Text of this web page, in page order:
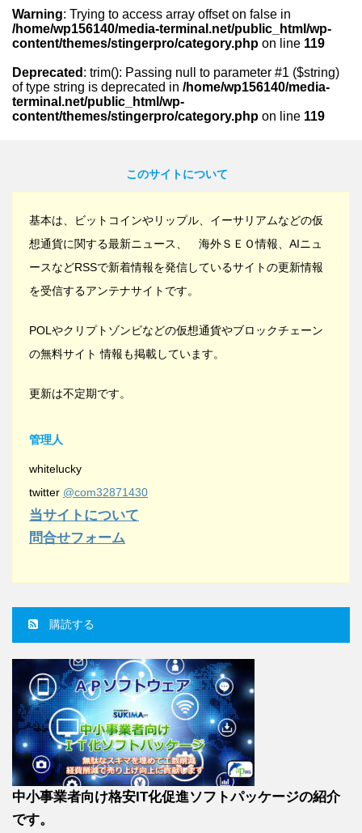
Warning: Trying to access array offset on false in
/home/wp156140/media-terminal.net/public_html/wp-
content/themes/stingerpro/category.php on line 119
Deprecated : trim(): Passing null to parameter #1 ($string)
of type string is deprecated in /home/wp156140/media-
terminal.net/public_html/wp-
content/themes/stingerpro/category.php on line 119
このサイトについて
基本は、ビットコインやリップル、イーサリアムなどの仮
想通貨に関する最新ニュース、 海外ＳＥＯ情報、AIニュ
ースなどRSSで新着情報を発信しているサイトの更新情報
を受信するアンテナサイトです。
POLやクリプトゾンビなどの仮想通貨やブロックチェーン
の無料サイト 情報も掲載しています。
更新は不定期です。
管理人
whitelucky
twitter @com32871430
当サイトについて
問合せフォーム
購読する
中小事業者向け格安IT化促進ソフトパッケージの紹介
です。